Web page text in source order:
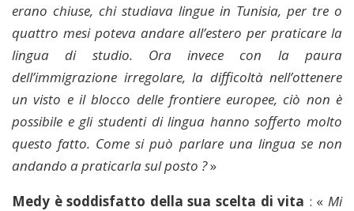
erano chiuse, chi studiava lingue in Tunisia, per tre o
quattro mesi poteva andare all’estero per praticare la
lingua di studio. Ora invece con la paura
dell’immigrazione irregolare, la difficoltà nell’ottenere
un visto e il blocco delle frontiere europee, ciò non è
possibile e gli studenti di lingua hanno sofferto molto
questo fatto. Come si può parlare una lingua se non
andando a praticarla sul posto ?»
Medy è soddisfatto della sua scelta di vita : «Mi